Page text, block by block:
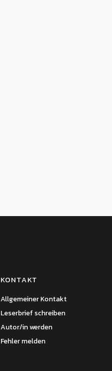
KONTAKT
Allgemeiner Kontakt
Leserbrief schreiben
Autor/in werden
Fehler melden